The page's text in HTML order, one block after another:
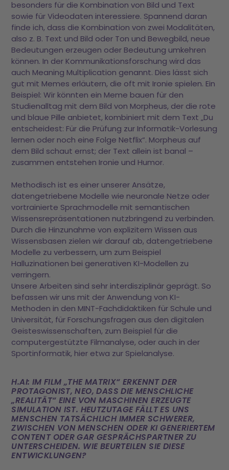
besonders für die Kombination von Bild und Text
sowie für Videodaten interessiere. Spannend daran
finde ich, dass die Kombination von zwei Modalitäten,
also z. B. Text und Bild oder Ton und Bewegbild, neue
Bedeutungen erzeugen oder Bedeutung umkehren
können. In der Kommunikationsforschung wird das
auch Meaning Multiplication genannt. Dies lässt sich
gut mit Memes erläutern, die oft mit Ironie spielen. Ein
Beispiel: Wir könnten ein Meme bauen für den
Studienalltag mit dem Bild von Morpheus, der die rote
und blaue Pille anbietet, kombiniert mit dem Text „Du
entscheidest: Für die Prüfung zur Informatik-Vorlesung
lernen oder noch eine Folge Netflix“. Morpheus auf
dem Bild schaut ernst; der Text allein ist banal –
zusammen entstehen Ironie und Humor.
Methodisch ist es einer unserer Ansätze,
datengetriebene Modelle wie neuronale Netze oder
vortrainierte Sprachmodelle mit semantischen
Wissensrepräsentationen nutzbringend zu verbinden.
Durch die Hinzunahme von explizitem Wissen aus
Wissensbasen zielen wir darauf ab, datengetriebene
Modelle zu verbessern, um zum Beispiel
Halluzinationen bei generativen KI-Modellen zu
verringern.
Unsere Arbeiten sind sehr interdisziplinär geprägt. So
befassen wir uns mit der Anwendung von KI-
Methoden in den MINT-Fachdidaktiken für Schule und
Universität, für Forschungsfragen aus den digitalen
Geisteswissenschaften, zum Beispiel für die
computergestützte Filmanalyse, oder auch in der
Sportinformatik, hier etwa zur Spielanalyse.
H.AI: IM FILM „THE MATRIX“ ERKENNT DER
PROTAGONIST, NEO, DASS DIE MENSCHLICHE
„REALITÄT“ EINE VON MASCHINEN ERZEUGTE
SIMULATION IST. HEUTZUTAGE FÄLLT ES UNS
MENSCHEN TATSÄCHLICH IMMER SCHWERER,
ZWISCHEN VON MENSCHEN ODER KI GENERIERTEM
CONTENT ODER GAR GESPRÄCHSPARTNER ZU
UNTERSCHEIDEN. WIE BEURTEILEN SIE DIESE
ENTWICKLUNGEN?